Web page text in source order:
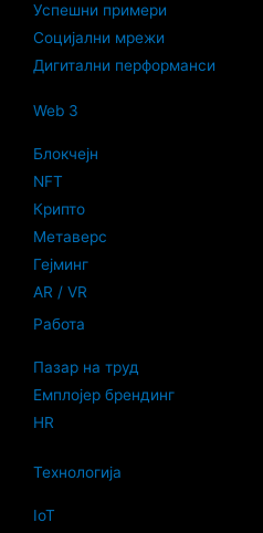
Успешни примери
Социјални мрежи
Дигитални перформанси
Web 3
Блокчејн
NFT
Крипто
Метаверс
Гејминг
AR / VR
Работа
Пазар на труд
Емплојер брендинг
HR
Технологија
IoT